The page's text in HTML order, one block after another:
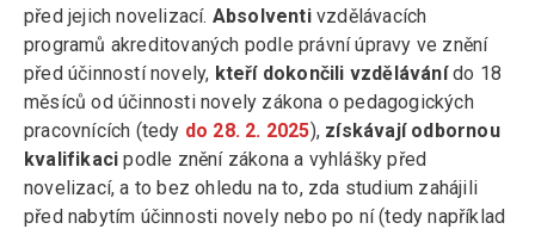
před jejich novelizací. Absolventivzdělávacích
programů akreditovaných podle právní úpravy ve znění
před účinností novely, kteří dokončili vzdělávánído 18
měsíců od účinnosti novely zákona o pedagogických
pracovnících (tedy do 28. 2. 2025), získávají odbornou
kvalifikaci podle znění zákona a vyhlášky před
novelizací, a to bez ohledu na to, zda studium zahájili
před nabytím účinnosti novely nebo po ní (tedy například